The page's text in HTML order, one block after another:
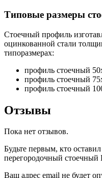
Типовые размеры
Стоечный профиль
оцинкованной стали
типоразмерах:
профиль стоечный
профиль стоечный
профиль стоечный
Отзывы
Пока нет отзывов.
Будьте первым, кто
перегородочный
Ваш адрес email не будет